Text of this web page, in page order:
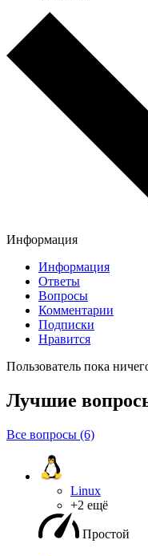
Информация
Информация
Ответы
Вопросы
Комментарии
Подписки
Нравится
Пользователь пока
Лучшие
Все вопросы (6)
Linux
+2 ещё
Простой